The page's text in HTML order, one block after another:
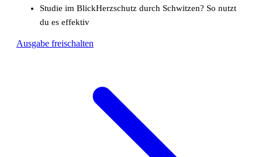
Studie im BlickHerzschutz durch Schwitzen? So nutzt
du es effektiv
Ausgabe freischalten